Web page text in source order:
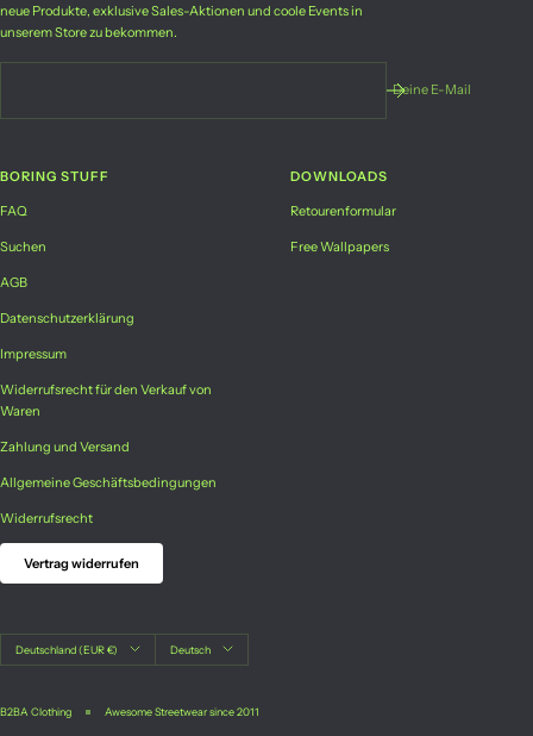
neue Produkte, exklusive Sales-Aktionen und coole Events in
unserem Store zu bekommen.
Deine E-Mail
BORING STUFF
FAQ
Suchen
AGB
Datenschutzerklärung
Impressum
Widerrufsrecht für den Verkauf von
Waren
Zahlung und Versand
Allgemeine Geschäftsbedingungen
Widerrufsrecht
Vertrag widerrufen
DOWNLOADS
Retourenformular
Free Wallpapers
Land/Region
Deutschland (EUR €) Sprache
Deutsch
B2BA Clothing Awesome Streetwear since 2011